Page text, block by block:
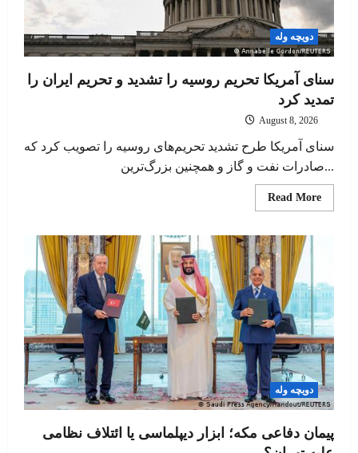
دویچه وله
سنای آمریکا تحریم روسیه را تشدید و تحریم ایران را
تمدید کرد
August 8, 2026
سنای آمریکا طرح تشدید تحریم‌های روسیه را تصویب کرد که
صادرات نفت و گاز و همچنین بزرگ‌ترین...
Read MoreRead
more
تشدید
تحریم
ایران
را
تمدید
کرد
دویچه وله
پیمان دفاعی مکه؛ ابزار دیپلماسی یا ائتلاف نظامی